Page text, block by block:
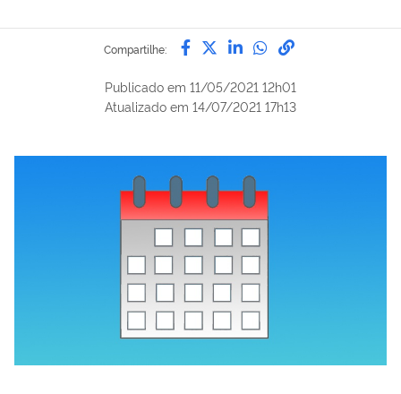
Compartilhe: Compartilhe por Facebook
Compartilhe por Twitter
Compartilhe por
Compartilhe
link para
Publicado em 11/05/2021 12h01
Atualizado em 14/07/2021 17h13